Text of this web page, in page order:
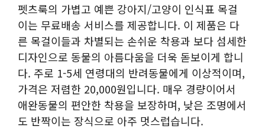
펫츠룩의 가볍고 예쁜 강아지/고양이 인식표 목걸
이는 무료배송 서비스를 제공합니다. 이 제품은 다
른 목걸이들과 차별되는 손쉬운 착용과 보다 섬세한
디자인으로 동물의 아름다움을 더욱 돋보이게 합니
다. 주로 1-5세 연령대의 반려동물에게 이상적이며,
가격은 저렴한 20,000원입니다. 매우 경량이어서
애완동물의 편안한 착용을 보장하며, 낮은 조명에서
도 반짝이는 장식으로 아주 멋스럽습니다.